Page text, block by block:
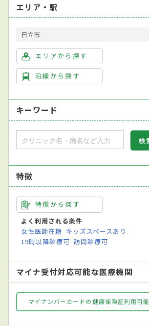
エリア・駅
日立市
エリアから探す
沿線から探す
キーワード
特徴
特徴から探す
よく利用される条件
女性医師在籍 キッズスペースあり
19時以降診療可 訪問診療可
マイナ受付対応可能な医療機関
マイナンバーカードの健康保険証利用可能